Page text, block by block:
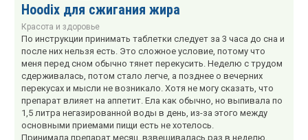
Hoodix для сжигания жира
Красота и здоровье
По инструкции принимать таблетки следует за 3 часа до сна и
после них нельзя есть. Это сложное условие, потому что
меня перед сном обычно тянет перекусить. Неделю с трудом
сдерживалась, потом стало легче, а позднее о вечерних
перекусах и мысли не возникало. Хотя не могу сказать, что
препарат влияет на аппетит. Ела как обычно, но выпивала по
1,5 литра негазированной воды в день, из-за этого между
основными приемами пищи есть не хотелось.
Принимала препарат месяц, взвешивалась раз в неделю.